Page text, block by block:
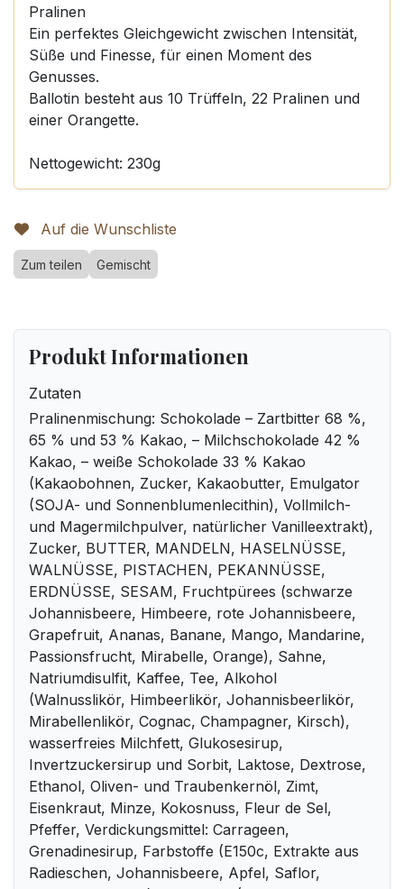
Pralinen
Ein perfektes Gleichgewicht zwischen Intensität,
Süße und Finesse, für einen Moment des
Genusses.
Ballotin besteht aus 10 Trüffeln, 22 Pralinen und
einer Orangette.
Nettogewicht: 230g
Auf die Wunschliste
Zum teilen Gemischt
Produkt Informationen
Zutaten
Pralinenmischung: Schokolade – Zartbitter 68 %,
65 % und 53 % Kakao, – Milchschokolade 42 %
Kakao, – weiße Schokolade 33 % Kakao
(Kakaobohnen, Zucker, Kakaobutter, Emulgator
(SOJA- und Sonnenblumenlecithin), Vollmilch-
und Magermilchpulver, natürlicher Vanilleextrakt),
Zucker, BUTTER, MANDELN, HASELNÜSSE,
WALNÜSSE, PISTACHEN, PEKANNÜSSE,
ERDNÜSSE, SESAM, Fruchtpürees (schwarze
Johannisbeere, Himbeere, rote Johannisbeere,
Grapefruit, Ananas, Banane, Mango, Mandarine,
Passionsfrucht, Mirabelle, Orange), Sahne,
Natriumdisulfit, Kaffee, Tee, Alkohol
(Walnusslikör, Himbeerlikör, Johannisbeerlikör,
Mirabellenlikör, Cognac, Champagner, Kirsch),
wasserfreies Milchfett, Glukosesirup,
Invertzuckersirup und Sorbit, Laktose, Dextrose,
Ethanol, Oliven- und Traubenkernöl, Zimt,
Eisenkraut, Minze, Kokosnuss, Fleur de Sel,
Pfeffer, Verdickungsmittel: Carrageen,
Grenadinesirup, Farbstoffe (E150c, Extrakte aus
Radieschen, Johannisbeere, Apfel, Saflor,